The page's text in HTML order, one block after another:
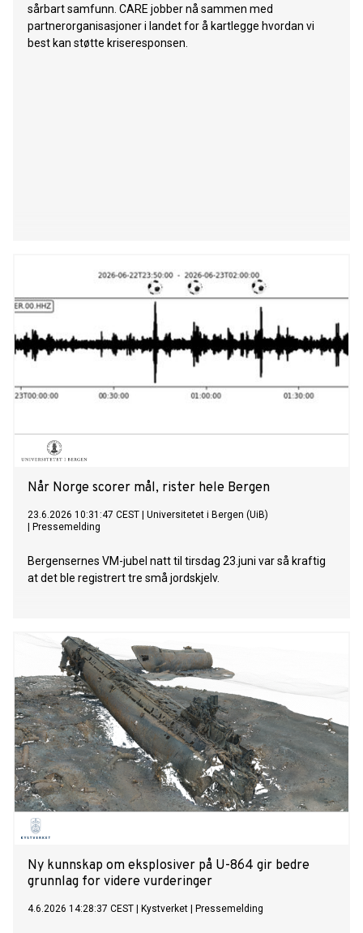
sårbart samfunn. CARE jobber nå sammen med
partnerorganisasjoner i landet for å kartlegge hvordan vi
best kan støtte kriseresponsen.
Når Norge scorer mål, rister hele Bergen
23.6.2026 10:31:47 CEST
Universitetet i Bergen (UiB)
Pressemelding
Bergensernes VM-jubel natt til tirsdag 23.juni var så kraftig
at det ble registrert tre små jordskjelv.
Ny kunnskap om eksplosiver på U-864 gir bedre
grunnlag for videre vurderinger
4.6.2026 14:28:37 CEST Kystverket Pressemelding